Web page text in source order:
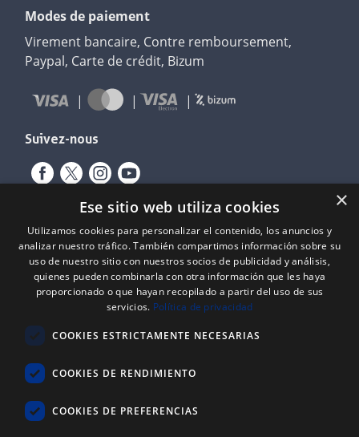
Modes de paiement
Virement bancaire, Contre remboursement,
Paypal, Carte de crédit, Bizum
Suivez-nous
Expediente nº: 06/18/SO/0026
Proyecto financiado por el Fondo Europeo de Desarrollo Regional
(FEDER) de la Unión Europea y la Junta de Castilla y León, a través del
Instituto para la Competitividad Empresarial de Castilla y León
(ICECYL), con el objetivo de desarrollar la economía digital.
×
Ese sitio web utiliza cookies
Utilizamos cookies para personalizar el contenido, los anuncios y
analizar nuestro tráfico. También compartimos información sobre su
uso de nuestro sitio con nuestros socios de publicidad y análisis,
quienes pueden combinarla con otra información que les haya
proporcionado o que hayan recopilado a partir del uso de sus
servicios. Política de privacidad
COOKIES ESTRICTAMENTE NECESARIAS
COOKIES DE RENDIMIENTO
COOKIES DE PREFERENCIAS